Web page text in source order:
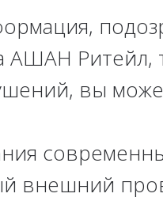
АШАН Ритейл,
вы
внешний